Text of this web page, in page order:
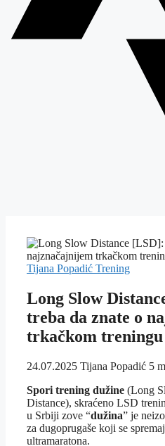
Tijana Popadić Trening
Long Slow
treba da znate o
trkačkom treningu
24.07.2025 Tijana Popadić 5
Spori trening dužine (Long
Distance), skraćeno LSD
u Srbiji zove “dužina” je
za dugoprugaše koji se
ultramaratona.